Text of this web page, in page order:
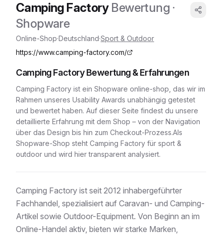
Camping FactoryBewertung ·
Shopware
Online-Shop·Deutschland·Sport & Outdoor
https://www.camping-factory.com/
Camping FactoryBewertung & Erfahrungen
Camping Factory ist ein Shopware online-shop , das wir im
Rahmen unseres Usability Awards unabhängig getestet
und bewertet haben. Auf dieser Seite findest du unsere
detaillierte Erfahrung mit dem Shop – von der Navigation
über das Design bis hin zum Checkout-Prozess.Als
Shopware-Shop steht Camping Factory für sport &
outdoor und wird hier transparent analysiert.
Camping Factory ist seit 2012 inhabergeführter
Fachhandel, spezialisiert auf Caravan- und Camping-
Artikel sowie Outdoor-Equipment. Von Beginn an im
Online-Handel aktiv, bieten wir starke Marken,